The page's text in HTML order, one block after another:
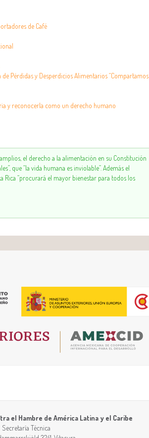
de Café
Pérdidas y Desperdicios Alimentarios “Compartamos
y reconocerla como un derecho humano
el derecho a la alimentación en su Constitución
que “la vida humana es inviolable”. Además el
Rica “procurará el mayor bienestar para todos los
el Hambre de América Latina y el Caribe
Secretaría Técnica